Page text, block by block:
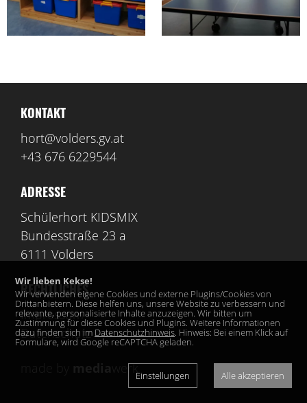
KONTAKT
hort@volders.gv.at
+43 676 6229544
ADRESSE
Schülerhort KIDSMIX
Bundesstraße 23 a
6111 Volders
RECHTLICHES
Impressum
Datenschutz
werk
Wir lieben Kekse!
Wir verwenden eigene Cookies und externe Plugins/Cookies von
Drittanbietern. Diese helfen uns, unsere Website zu verbessern und
relevante, personalisierte Inhalte anzuzeigen. Wir bitten um
Zustimmung für diese Cookies und Plugins. Weitere Informationen
dazu finden sich im Datenschutzhinweis. Hinweis: Bei einem Klick auf
Formulare, wird Google reCAPTCHA geladen.
Einstellungen Alle akzeptieren